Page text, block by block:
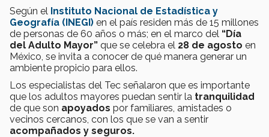
Según el Instituto Nacional de Estadística y
Geografía (INEGI) en el país residen más de 15 millones
de personas de 60 años o más; en el marco del “Día
del Adulto Mayor” que se celebra el 28 de agosto en
México, se invita a conocer de qué manera generar un
ambiente propicio para ellos.
Los especialistas del Tec señalaron que es importante
que los adultos mayores puedan sentir la tranquilidad
de que son apoyados por familiares, amistades o
vecinos cercanos, con los que se van a sentir
acompañados y seguros.